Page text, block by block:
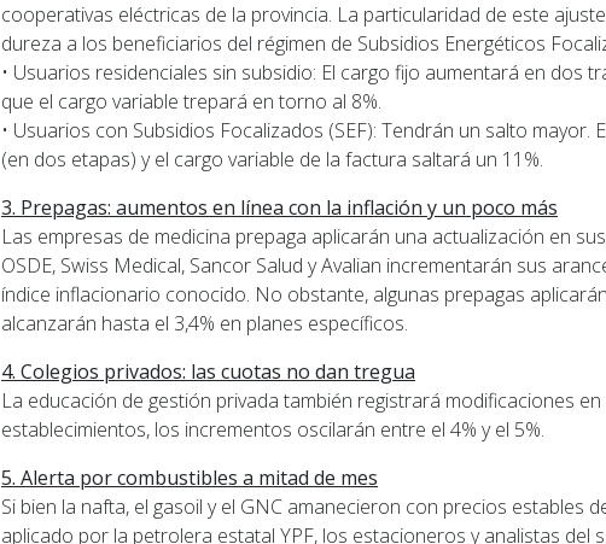
cooperativas eléctricas de la provincia. La particularidad de este
dureza a los beneficiarios del régimen de Subsidios Energéticos
• Usuarios residenciales sin subsidio: El cargo fijo aumentará en dos
que el cargo variable trepará en torno al 8%.
• Usuarios con Subsidios Focalizados (SEF): Tendrán un salto mayor.
(en dos etapas) y el cargo variable de la factura saltará un 11%.
3. Prepagas: aumentos en línea con la inflación y un poco más
Las empresas de medicina prepaga aplicarán una actualización en
OSDE, Swiss Medical, Sancor Salud y Avalian incrementarán sus
índice inflacionario conocido. No obstante, algunas prepagas
alcanzarán hasta el 3,4% en planes específicos.
4. Colegios privados: las cuotas no dan tregua
La educación de gestión privada también registrará modificaciones
establecimientos, los incrementos oscilarán entre el 4% y el 5%.
5. Alerta por combustibles a mitad de mes
Si bien la nafta, el gasoil y el GNC amanecieron con precios estables
aplicado por la petrolera estatal YPF, los estacioneros y analistas del